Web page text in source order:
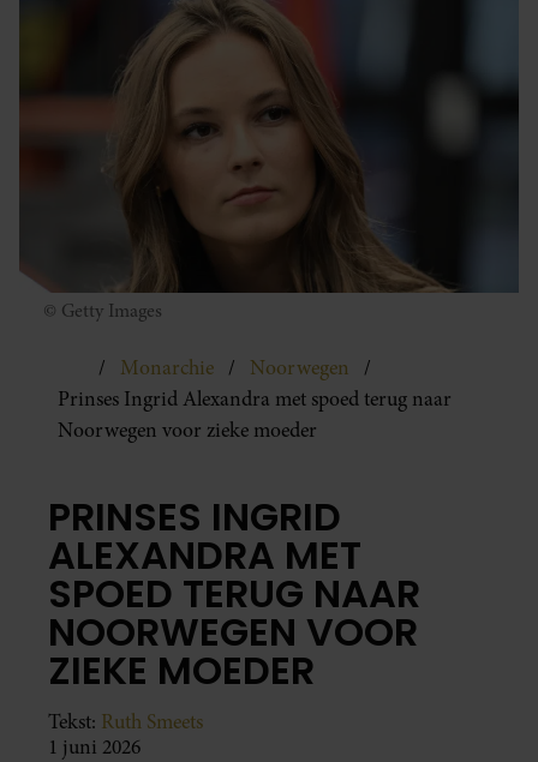
© Getty Images
Monarchie
Noorwegen
Prinses Ingrid Alexandra met spoed terug naar
Noorwegen voor zieke moeder
PRINSES INGRID
ALEXANDRA MET
SPOED TERUG NAAR
NOORWEGEN VOOR
ZIEKE MOEDER
Tekst: Ruth Smeets
1 juni 2026